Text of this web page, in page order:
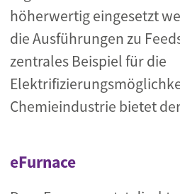
höherwertig eingesetzt
die Ausführungen zu
zentrales Beispiel für die
Chemieindustrie bietet
eFurnace